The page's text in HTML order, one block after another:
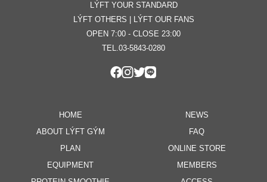
LÝFT YOUR STANDARD
LÝFT OTHERS | LÝFT OUR FANS
OPEN 7:00 - CLOSE 23:00
TEL.03-5843-0280
HOME
ABOUT LÝFT GÝM
PLAN
EQUIPMENT
NEWS
FAQ
ONLINE STORE
MEMBERS